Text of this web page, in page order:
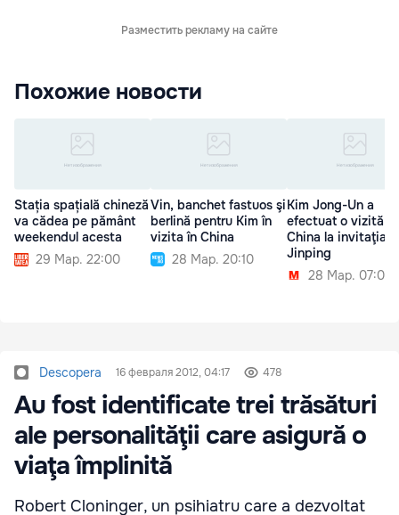
Разместить рекламу на сайте
Похожие новости
Stația spațială chineză
va cădea pe pământ
weekendul acesta
29 Мар. 22:00
Vin, banchet fastuos şi
berlină pentru Kim în
vizita în China
28 Мар. 20:10
Kim Jong-Un a
efectuat o vizită în
China la invitaţia
Jinping
28 Мар. 07:00
Descopera 16 февраля 2012, 04:17 478
Au fost identificate trei trăsături
ale personalităţii care asigură o
viaţa împlinită
Robert Cloninger, un psihiatru care a dezvoltat